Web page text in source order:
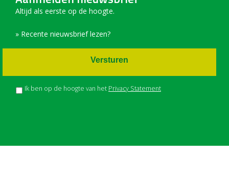
Altijd als eerste op de hoogte.
» Recente nieuwsbrief lezen?
Ik ben op de hoogte van het Privacy Statement
Versturen